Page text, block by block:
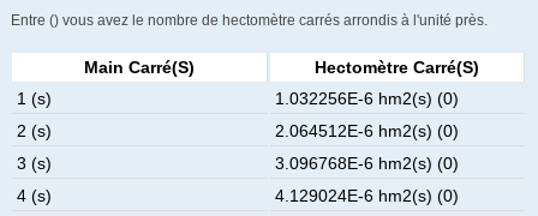
Entre () vous avez le nombre de hectomètre carrés arrondis à l'unité près.
Main Carré(s)
Hectomètre Carré(s)
1 (s)
1.032256E-6 hm2(s) (0)
2 (s)
2.064512E-6 hm2(s) (0)
3 (s)
3.096768E-6 hm2(s) (0)
4 (s)
4.129024E-6 hm2(s) (0)